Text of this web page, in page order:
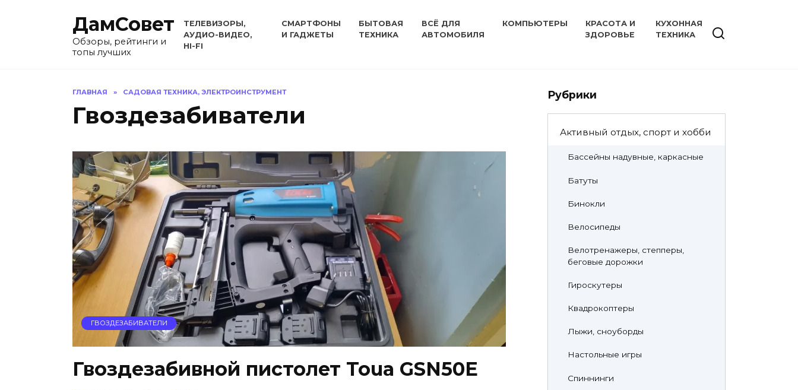
ДамСовет
Обзоры, рейтинги и
топы лучших
ТЕЛЕВИЗОРЫ,
АУДИО-ВИДЕО,
HI-FI
СМАРТФОНЫ
И ГАДЖЕТЫ
БЫТОВАЯ
ТЕХНИКА
ВСЁ ДЛЯ
АВТОМОБИЛЯ
КОМПЬЮТЕРЫ
КРАСОТА И
ЗДОРОВЬЕ
КУХОННАЯ
ТЕХНИКА
ГЛАВНАЯ » САДОВАЯ ТЕХНИКА, ЭЛЕКТРОИНСТРУМЕНТ
Гвоздезабиватели
ГВОЗДЕЗАБИВАТЕЛИ
Гвоздезабивной пистолет Toua GSN50E
Рубрики
Активный отдых, спорт и хобби
Бассейны надувные, каркасные
Батуты
Бинокли
Велосипеды
Велотренажеры, степперы,
беговые дорожки
Гироскутеры
Квадрокоптеры
Лыжи, сноуборды
Настольные игры
Спиннинги